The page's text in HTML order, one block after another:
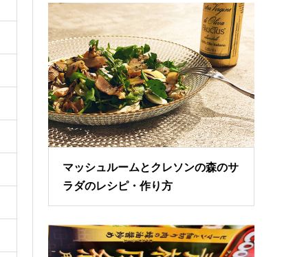
マッシュルームとクレソンの森のサ
ラダのレシピ・作り方